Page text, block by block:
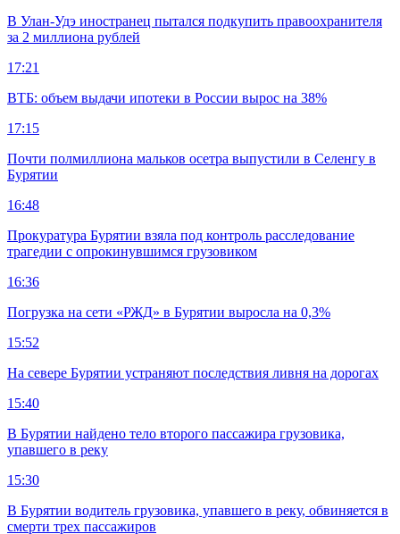
В Улан-Удэ иностранец пытался подкупить правоохранителя
за 2 миллиона рублей
17:21
ВТБ: объем выдачи ипотеки в России вырос на 38%
17:15
Почти полмиллиона мальков осетра выпустили в Селенгу в
Бурятии
16:48
Прокуратура Бурятии взяла под контроль расследование
трагедии с опрокинувшимся грузовиком
16:36
Погрузка на сети «РЖД» в Бурятии выросла на 0,3%
15:52
На севере Бурятии устраняют последствия ливня на дорогах
15:40
В Бурятии найдено тело второго пассажира грузовика,
упавшего в реку
15:30
В Бурятии водитель грузовика, упавшего в реку, обвиняется в
смерти трех пассажиров